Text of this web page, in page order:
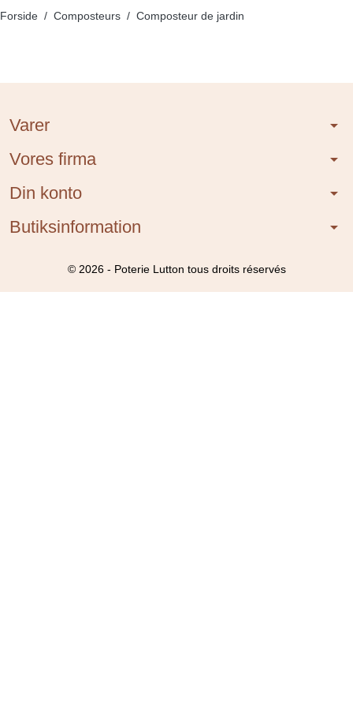
Forside Composteurs Composteur de jardin
Varer arrow_drop_down
Vores firma arrow_drop_down
Din konto arrow_drop_down
Butiksinformation arrow_drop_down
© 2026 - Poterie Lutton tous droits réservés